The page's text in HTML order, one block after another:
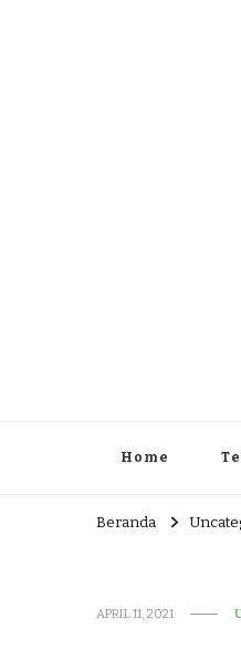
Home
Beranda
APRIL 11, 2021